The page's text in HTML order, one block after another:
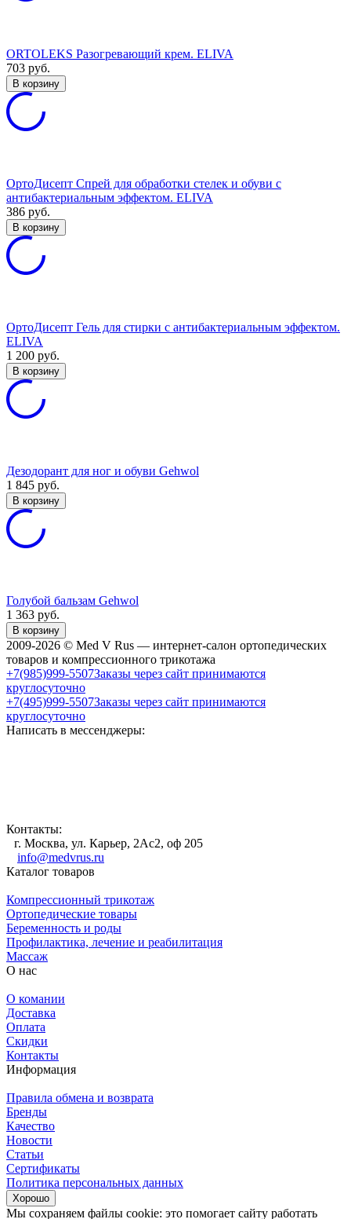
ORTOLEKS Разогревающий крем. ELIVA
703 руб.
В корзину
ОртоДисепт Спрей для обработки стелек и обуви с
антибактериальным эффектом. ELIVA
386 руб.
В корзину
ОртоДисепт Гель для стирки с антибактериальным эффектом.
ELIVA
1 200 руб.
В корзину
Дезодорант для ног и обуви Gehwol
1 845 руб.
В корзину
Голубой бальзам Gehwol
1 363 руб.
В корзину
2009-2026 © Med V Rus — интернет-салон ортопедических
товаров и компрессионного трикотажа
+7(985)999-5507Заказы через сайт принимаются
круглосуточно
+7(495)999-5507Заказы через сайт принимаются
круглосуточно
Написать в мессенджеры:
Контакты:
г. Москва, ул. Карьер, 2Ас2, оф 205
info@medvrus.ru
Каталог товаров
Компрессионный трикотаж
Ортопедические товары
Беременность и роды
Профилактика, лечение и реабилитация
Массаж
О нас
О комании
Доставка
Оплата
Скидки
Контакты
Информация
Правила обмена и возврата
Бренды
Качество
Новости
Статьи
Сертификаты
Политика персональных данных
Хорошо
Мы сохраняем файлы cookie: это помогает сайту работать